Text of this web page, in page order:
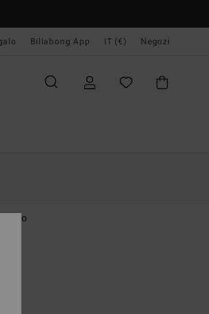
Billabong App IT (€) Negozi